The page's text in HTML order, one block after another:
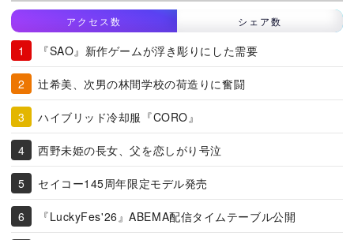
アクセス数 シェア数
『SAO』新作ゲームが浮き彫りにした需要
辻希美、次男の林間学校の荷造りに奮闘
ハイブリッド冷却服『CORO』
西野未姫の長女、父を恋しがり号泣
セイコー145周年限定モデル発売
『LuckyFes'26』ABEMA配信タイムテーブル公開